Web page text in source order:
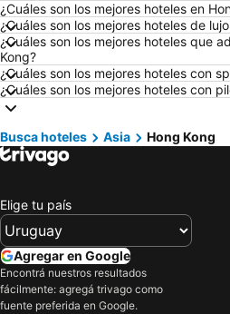
Hoteles en Maceió
Hoteles en Ámsterdam
Hoteles en Maragogi
Hoteles en Punta Cana
Hoteles en Argentina
Hoteles en Rocha
Hoteles en Asturias
Hoteles en Bahamas
Hoteles en Colombia
Hoteles en Lanzarote
¿Cuáles son los mejores hoteles en
¿Cuáles son los mejores hoteles de
¿Cuáles son los mejores hoteles que
Kong?
¿Cuáles son los mejores hoteles con
¿Cuáles son los mejores hoteles con
Busca hoteles Asia Hong Kong
Elige tu país
Agregar en Google
Encontrá nuestros resultados
fácilmente: agregá trivago como
fuente preferida en Google.